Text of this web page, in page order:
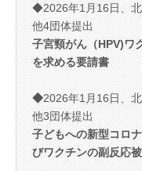
◆2026年1月16日、北
他4団体提出
子宮頸がん（HPV)ワ
を求める要請書
◆2026年1月16日、
他3団体提出
子どもへの新型コロ
びワクチンの副反応